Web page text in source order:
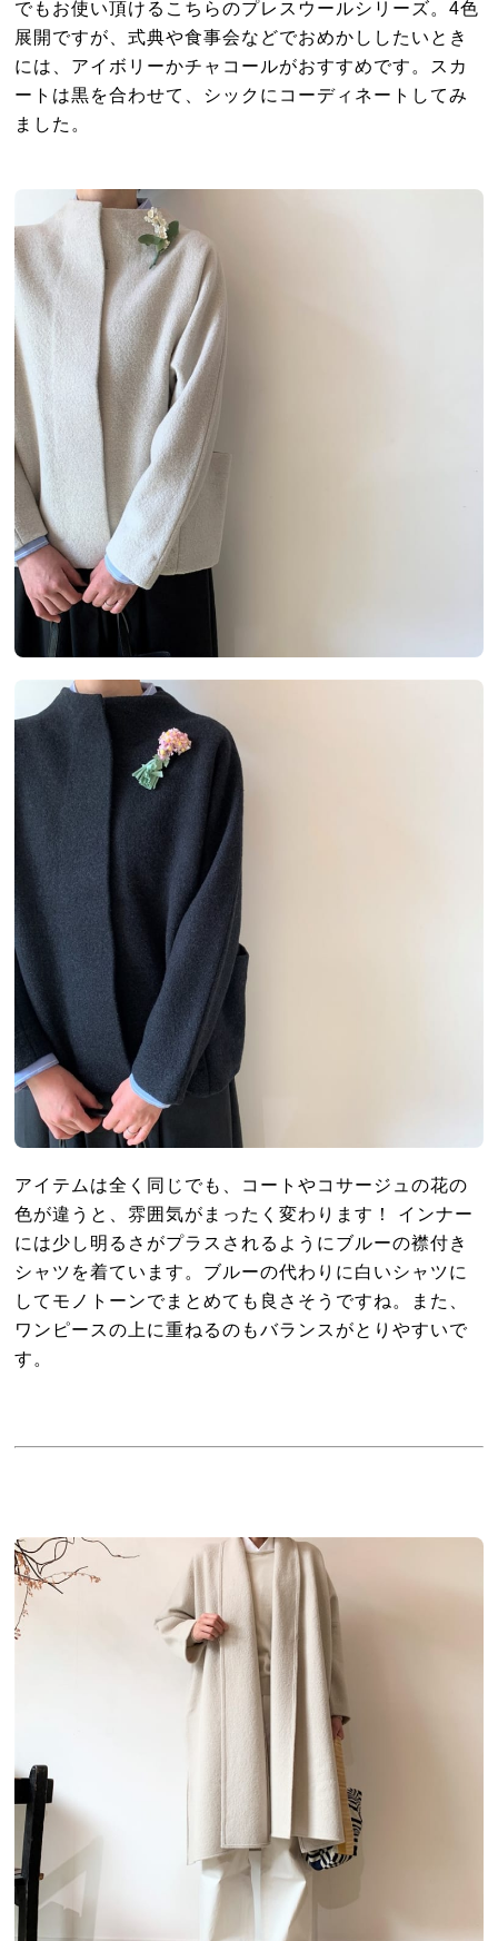
でもお使い頂けるこちらのプレスウールシリーズ。4色
展開ですが、式典や食事会などでおめかししたいとき
には、アイボリーかチャコールがおすすめです。スカ
ートは黒を合わせて、シックにコーディネートしてみ
ました。
アイテムは全く同じでも、コートやコサージュの花の
色が違うと、雰囲気がまったく変わります！ インナー
には少し明るさがプラスされるようにブルーの襟付き
シャツを着ています。ブルーの代わりに白いシャツに
してモノトーンでまとめても良さそうですね。また、
ワンピースの上に重ねるのもバランスがとりやすいで
す。